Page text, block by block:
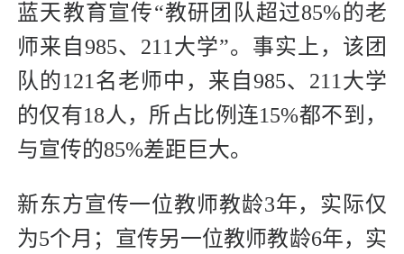
蓝天教育宣传“教研团队超过85%的老
师来自985、211大学”。事实上，该团
队的121名老师中，来自985、211大学
的仅有18人，所占比例连15%都不到，
与宣传的85%差距巨大。
新东方宣传一位教师教龄3年，实际仅
为5个月；宣传另一位教师教龄6年，实